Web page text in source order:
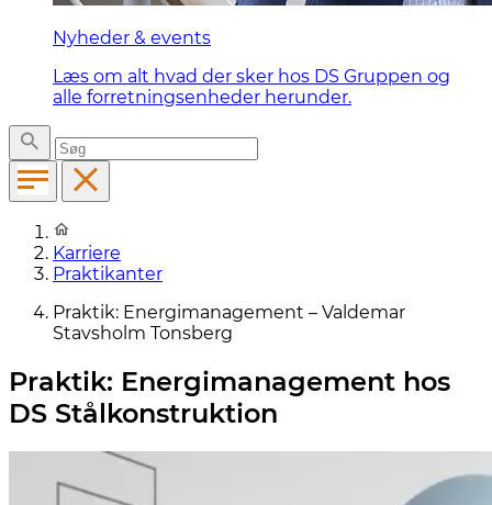
Nyheder & events
Læs om alt hvad der sker hos DS Gruppen og
alle forretningsenheder herunder.
Karriere
Praktikanter
Praktik: Energimanagement – Valdemar
Stavsholm Tonsberg
Praktik: Energimanagement hos
DS Stålkonstruktion